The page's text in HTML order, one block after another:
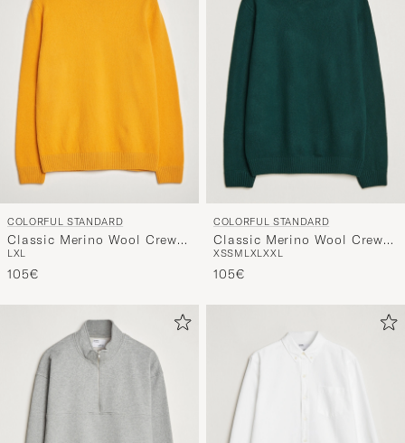
COLORFUL STANDARD
Classic Merino Wool Crew
Neck Burned Yellow
LXL
105€
COLORFUL STANDARD
Classic Merino Wool Crew
Neck Emerald Green
XSSM LXLXXL
105€